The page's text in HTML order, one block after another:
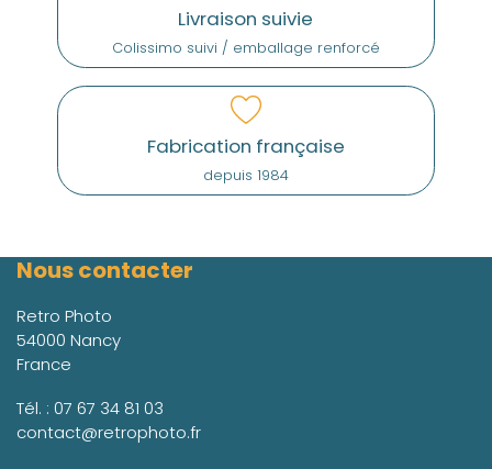
Livraison suivie
Colissimo suivi / emballage renforcé
Fabrication française
depuis 1984
Nous contacter
Retro Photo
54000 Nancy
France
Tél. : 07 67 34 81 03
contact@retrophoto.fr